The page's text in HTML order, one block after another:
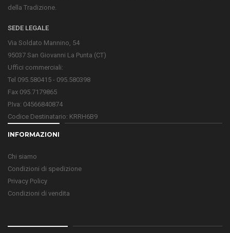
della Tradizione.
SEDE LEGALE
Via Soldato Mannino, 54
95037 San Giovanni La Punta (CT)
Uffici commerciali:
Tel 095.580415 - 095.580398
Fax 095.7179865
P.Iva: 04566840874
Codice Destinatario: KRRH6B9
INFORMAZIONI
Chi siamo
Condizioni di spedizione
Privacy Policy
Condizioni di vendita